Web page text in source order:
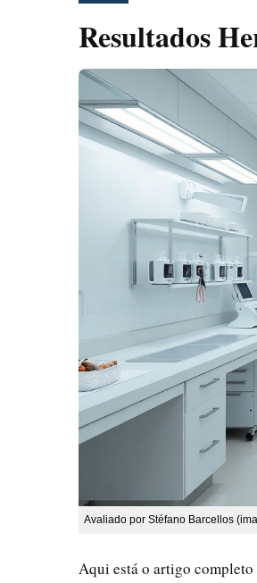
Resultados
Avaliado por Stéfano Barcellos
Aqui está o artigo